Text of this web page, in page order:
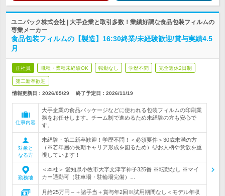
ユニパック株式会社 | 大手企業と取引多数！業績好調な食品包装フィルムの
専業メーカー
食品包装フィルムの【製造】16:30終業/未経験歓迎/賞与実績4.5
月
正社員 職種・業種未経験OK 転勤なし 学歴不問 完全週休2日制
第二新卒歓迎
情報更新日：2026/05/29 終了予定日： 2026/11/19
仕事内容
大手企業の食品パッケージなどに使われる包装フィルムの印刷業
務をお任せします。チーム制で進めるため未経験の方も安心で
す。
対象と
なる方
未経験・第二新卒歓迎！学歴不問！＜必須要件＞30歳未満の方
（※若年層の長期キャリア形成を図るため）◎お人柄や意欲を重
視しています！
勤務地
＜本社＞ 愛知県小牧市大字文津字神子325番 ※転勤なし ※マイ
カー通勤可（駐車場・駐輪場完備）…
月給25万円～＋諸手当＋賞与年2回※試用期間なし＜モデル年収